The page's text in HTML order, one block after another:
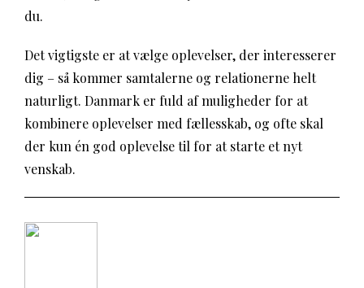
du.
Det vigtigste er at vælge oplevelser, der interesserer
dig – så kommer samtalerne og relationerne helt
naturligt. Danmark er fuld af muligheder for at
kombinere oplevelser med fællesskab, og ofte skal
der kun én god oplevelse til for at starte et nyt
venskab.